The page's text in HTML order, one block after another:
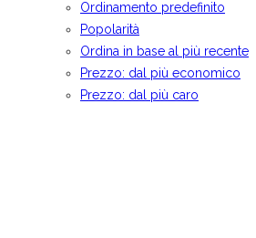
Ordinamento predefinito
Popolarità
Ordina in base al più recente
Prezzo: dal più economico
Prezzo: dal più caro